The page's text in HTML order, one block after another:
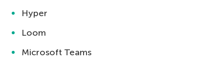
Hyper
Loom
Microsoft Teams